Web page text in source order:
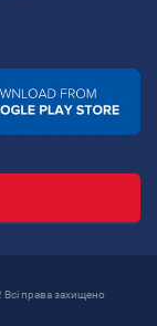
права захищено